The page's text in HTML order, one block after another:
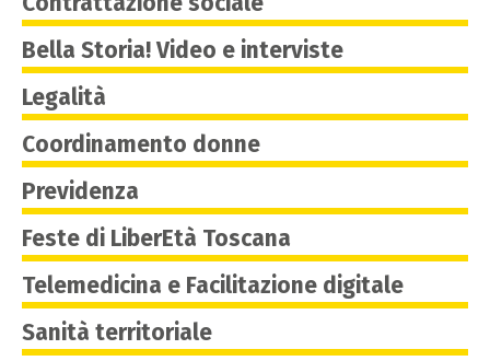
Bella Storia! Video e interviste
Legalità
Coordinamento donne
Previdenza
Feste di LiberEtà Toscana
Telemedicina e Facilitazione digitale
Sanità territoriale